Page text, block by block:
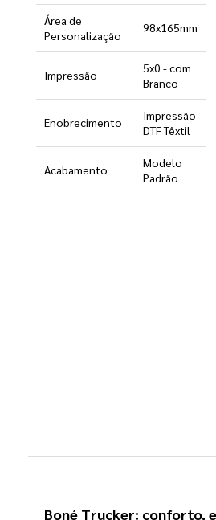
Área de
Personalização
98x165mm
Impressão
5x0 - com
Branco
Enobrecimento
Impressão
DTF Têxtil
Acabamento
Modelo
Padrão
Boné Trucker: conforto,